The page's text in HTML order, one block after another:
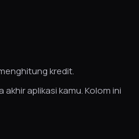
kredit.
aplikasi kamu. Kolom ini